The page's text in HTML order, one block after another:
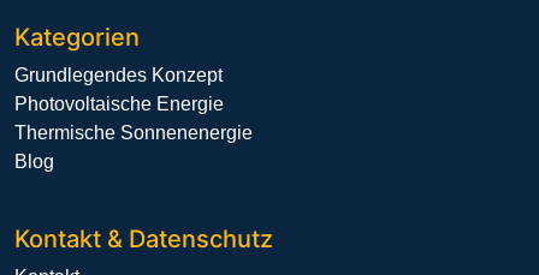
Kategorien
Grundlegendes Konzept
Photovoltaische Energie
Thermische Sonnenenergie
Blog
Kontakt & Datenschutz